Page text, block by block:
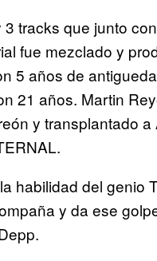
tracks que junto
fue mezclado y
5 años de
21 años. Martin
y transplantado
habilidad del genio
y da ese